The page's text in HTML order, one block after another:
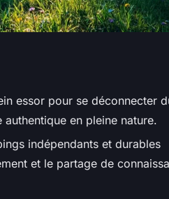
essor pour se déconnecter
en pleine nature.
indépendants et durables
et le partage de